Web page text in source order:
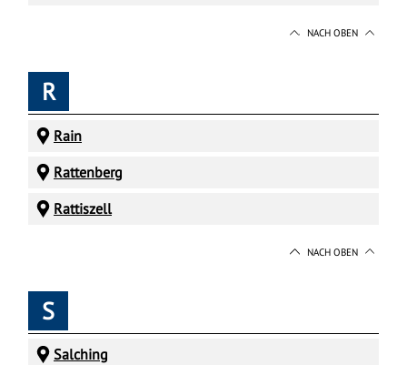
NACH OBEN
R
Rain
Rattenberg
Rattiszell
NACH OBEN
S
Salching